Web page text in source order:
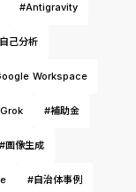
#Antigravity
己分析
Workspace
#補助金
#画像生成
#自治体事例